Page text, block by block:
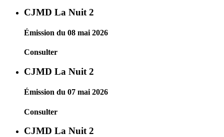
CJMD La Nuit 2
Émission du 08 mai 2026
Consulter
CJMD La Nuit 2
Émission du 07 mai 2026
Consulter
CJMD La Nuit 2